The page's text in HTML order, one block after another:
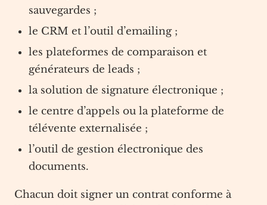
sauvegardes ;
le CRM et l’outil d’emailing ;
les plateformes de comparaison et
générateurs de leads ;
la solution de signature électronique ;
le centre d’appels ou la plateforme de
télévente externalisée ;
l’outil de gestion électronique des
documents.
Chacun doit signer un contrat conforme à